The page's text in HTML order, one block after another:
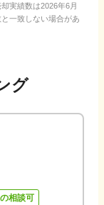
実績数は2026年6月
一致しない場合があ
グ
相談可